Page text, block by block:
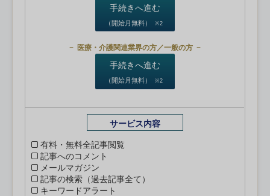
手続きへ進む
（開始月無料） ※2
医療・介護関連業界の方／一般の方
手続きへ進む
（開始月無料） ※2
サービス内容
有料・無料全記事閲覧
記事へのコメント
メールマガジン
記事の検索（過去記事全て）
キーワードアラート